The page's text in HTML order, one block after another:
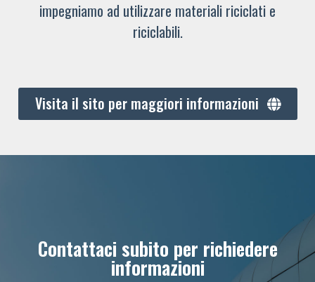
impegniamo ad utilizzare materiali riciclati e
riciclabili.
Visita il sito per maggiori informazioni
Contattaci subito per richiedere
informazioni